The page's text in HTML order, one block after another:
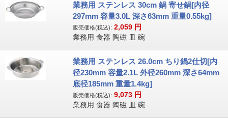
業務用 ステンレス 30cm 鍋 寄せ鍋[内径
297mm 容量3.0L 深さ63mm 重量0.55kg]
販売価格(税込): 2,059 円
業務用 食器 陶磁 皿 碗
業務用 ステンレス 26.0cm ちり鍋2仕切[内
径230mm 容量2.1L 外径260mm 深さ64mm
底径185mm 重量1.4kg]
販売価格(税込): 9,073 円
業務用 食器 陶磁 皿 碗